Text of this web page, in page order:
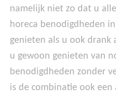
namelijk niet zo dat u
horeca benodigdheden
genieten als u ook drank
u gewoon genieten van
benodigdheden zonder
is de combinatie ook